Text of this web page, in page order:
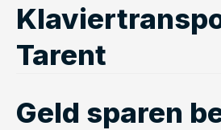
Tarent
Geld sparen